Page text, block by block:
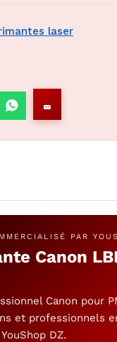
laser
PAR
Canon
Canon pour
et professionnels
DZ.